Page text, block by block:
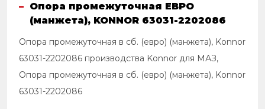
Опора промежуточная ЕВРО
(манжета), KONNOR 63031-2202086
Опора промежуточная в сб. (евро) (манжета), Konnor
63031-2202086 производства Konnor для МАЗ,
Опора промежуточная в сб. (евро) (манжета), Konnor
63031-2202086